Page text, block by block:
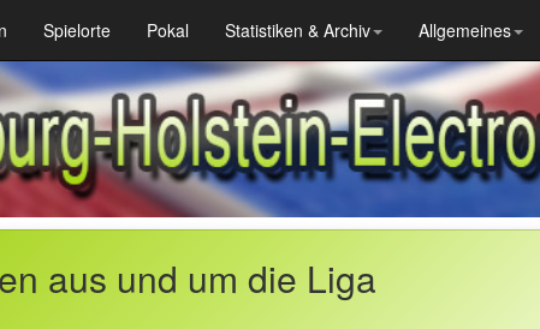
Spielorte Pokal Statistiken & Archiv Allgemeines
aus und um die Liga